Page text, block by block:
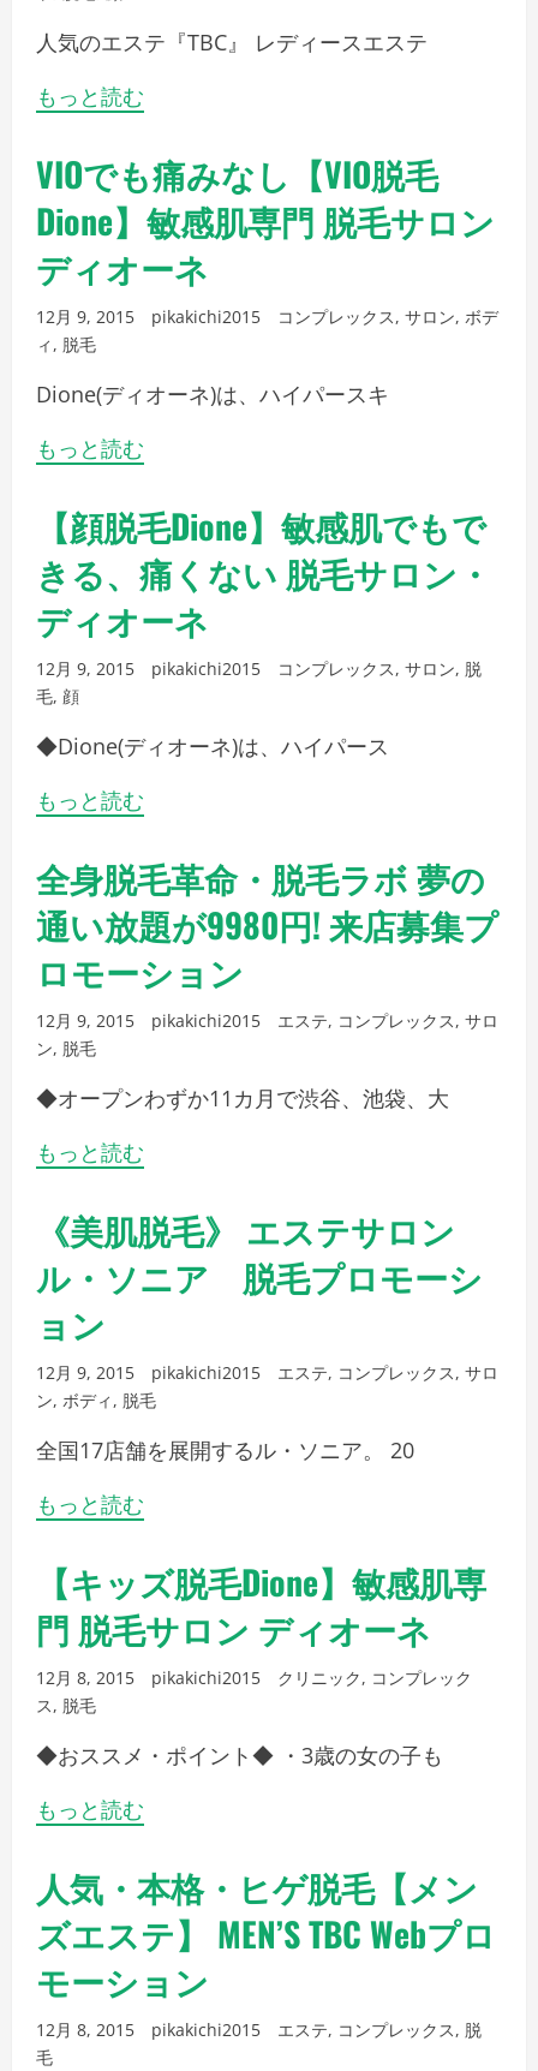
は
人気のエステ『TBC』 レディースエステ
もっと読む
VIOでも痛みなし【VIO脱毛
Dione】敏感肌専門 脱毛サロン
ディオーネ
12月 9, 2015 pikakichi2015 コンプレックス, サロン, ボデ
ィ , 脱毛
Dione(ディオーネ)は、ハイパースキ
もっと読む
【顔脱毛Dione】敏感肌でもで
きる、痛くない 脱毛サロン・
ディオーネ
12月 9, 2015 pikakichi2015 コンプレックス, サロン, 脱
毛, 顔
◆Dione(ディオーネ)は、ハイパース
もっと読む
全身脱毛革命・脱毛ラボ 夢の
通い放題が9980円! 来店募集プ
ロモーション
12月 9, 2015 pikakichi2015 エステ, コンプレックス, サロ
ン, 脱毛
◆オープンわずか11カ月で渋谷、池袋、大
もっと読む
《美肌脱毛》 エステサロン
ル・ソニア 脱毛プロモーシ
ョン
12月 9, 2015 pikakichi2015 エステ, コンプレックス, サロ
ン, ボディ , 脱毛
全国17店舗を展開するル・ソニア。 20
もっと読む
【キッズ脱毛Dione】敏感肌専
門 脱毛サロン ディオーネ
12月 8, 2015 pikakichi2015 クリニック, コンプレック
ス, 脱毛
◆おススメ・ポイント◆ ・3歳の女の子も
もっと読む
人気・本格・ヒゲ脱毛【メン
ズエステ】 MEN’S TBC Webプロ
モーション
12月 8, 2015 pikakichi2015 エステ, コンプレックス, 脱
毛